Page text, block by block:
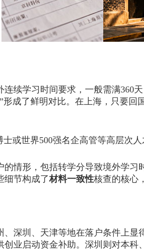
学习时间要求，一般需满360
成了鲜明对比。在上海，只要
世界500强名企高管等高层次人
形，包括转学分导致境外学习
细节构成了材料一致性核查的核心
圳、天津等地在落户条件上显
创业启动资金补助。深圳则对本